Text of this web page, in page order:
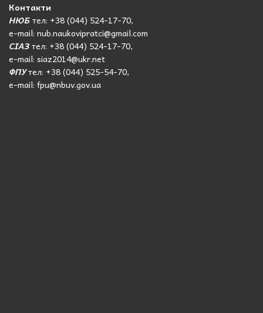
Контакти
НЮБтел: +38 (044) 524-17-70,
e-mail: nub.naukovipratci@gmail.com
СІАЗтел: +38 (044) 524-17-70,
e-mail: siaz2014@ukr.net
ФПУтел: +38 (044) 525-54-70,
e-mail: fpu@nbuv.gov.ua